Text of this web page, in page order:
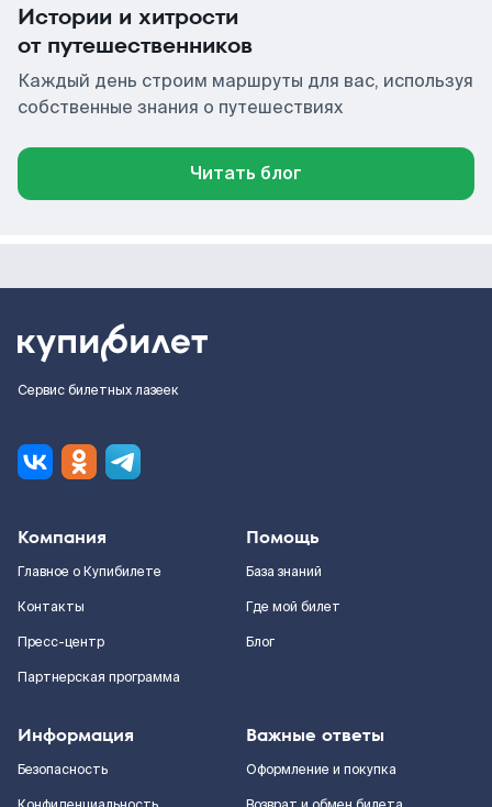
Истории и хитрости
от путешественников
Каждый день строим маршруты для вас, используя
собственные знания о путешествиях
Читать блог
Сервис билетных лазеек
Компания
Главное о Купибилете
Контакты
Пресс-центр
Партнерская программа
Помощь
База знаний
Где мой билет
Блог
Информация
Безопасность
Важные ответы
Оформление и покупка